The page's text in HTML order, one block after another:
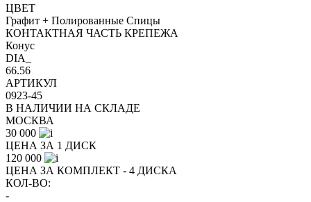
ЦВЕТ
Графит + Полированные Спицы
КОНТАКТНАЯ ЧАСТЬ КРЕПЕЖА
Конус
DIA_
66.56
АРТИКУЛ
0923-45
В НАЛИЧИИ НА СКЛАДЕ
МОСКВА
30 000
ЦЕНА ЗА 1 ДИСК
120 000
ЦЕНА ЗА КОМПЛЕКТ - 4 ДИСКА
КОЛ-ВО:
-